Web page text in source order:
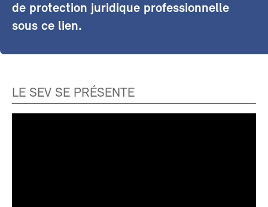
de protection juridique professionnelle
sous ce lien.
LE SEV SE PRÉSENTE